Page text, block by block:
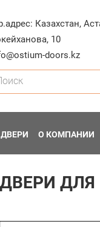
Казахстан,
10
doors.kz
О КОМПАНИИ
ДВЕРИ